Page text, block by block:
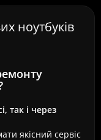
ноутбуків
так і через
якісний сервіс